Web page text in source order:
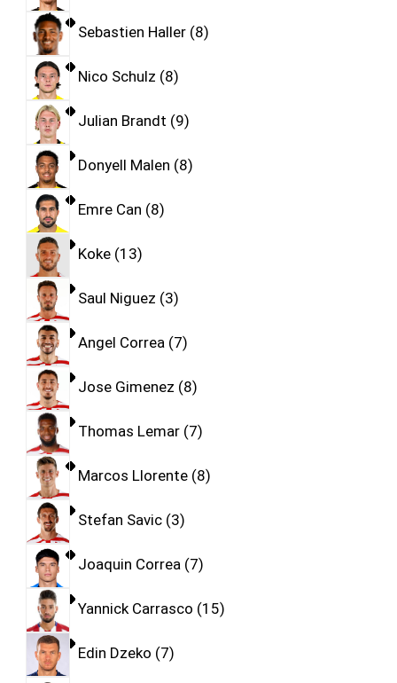
Sebastien Haller 8
Nico Schulz 8
Julian Brandt 9
Donyell Malen 8
Emre Can 8
Koke 13
Saul Niguez 3
Angel Correa 7
Jose Gimenez 8
Thomas Lemar 7
Marcos Llorente 8
Stefan Savic 3
Joaquin Correa 7
Yannick Carrasco 15
Edin Dzeko 7